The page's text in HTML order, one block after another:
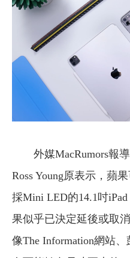
外媒MacRumors報
Ross Young原表示，蘋
採Mini LED的14.1吋
果似乎已決定延後或取
像The Information網站